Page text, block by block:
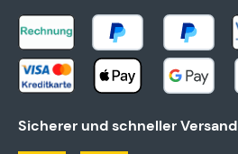
Sicherer und schneller Versand